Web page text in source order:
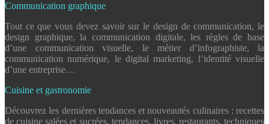
Communication graphique
Tout ce que vous devez savoir sur le design de communication, le
design graphique, la communication digitale, les règles de base
d’une communication visuelle, le métier d’infographiste, la
communication numérique, le digital marketing, l’identité visuelle
d’une entreprise…
Cuisine et gastronomie
Découvrez les dernières tendances et nouveautés culinaires : recettes
de cuisine salées et sucrées, tendances, livres, restaurants, techniques